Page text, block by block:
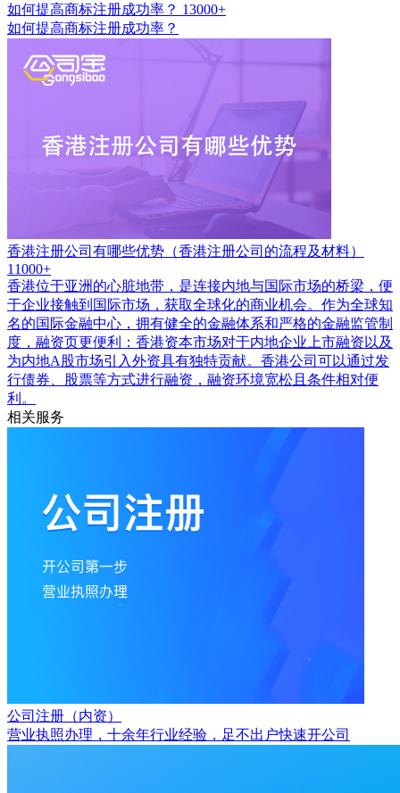
如何提高商标注册成功率？ 13000+
如何提高商标注册成功率？
香港注册公司有哪些优势（香港注册公司的流程及材料）
11000+
香港位于亚洲的心脏地带，是连接内地与国际市场的桥梁，便
于企业接触到国际市场，获取全球化的商业机会。作为全球知
名的国际金融中心，拥有健全的金融体系和严格的金融监管制
度，融资页更便利：香港资本市场对于内地企业上市融资以及
为内地A股市场引入外资具有独特贡献。香港公司可以通过发
行债券、股票等方式进行融资，融资环境宽松且条件相对便
利。
相关服务
公司注册（内资）
营业执照办理，十余年行业经验，足不出户快速开公司